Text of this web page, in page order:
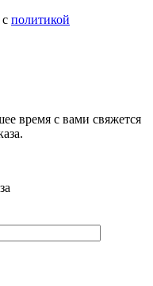
политикой
время с вами свяжется